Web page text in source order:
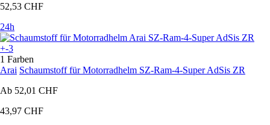
52,53 CHF
24h
+-3
1 Farben
Arai Schaumstoff für Motorradhelm SZ-Ram-4-Super AdSis ZR
Ab 52,01 CHF
43,97 CHF